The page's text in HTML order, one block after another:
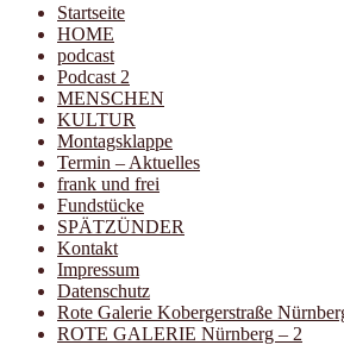
Startseite
HOME
podcast
Podcast 2
MENSCHEN
KULTUR
Montagsklappe
Termin – Aktuelles
frank und frei
Fundstücke
SPÄTZÜNDER
Kontakt
Impressum
Datenschutz
Rote Galerie Kobergerstraße
ROTE GALERIE Nürnberg – 2